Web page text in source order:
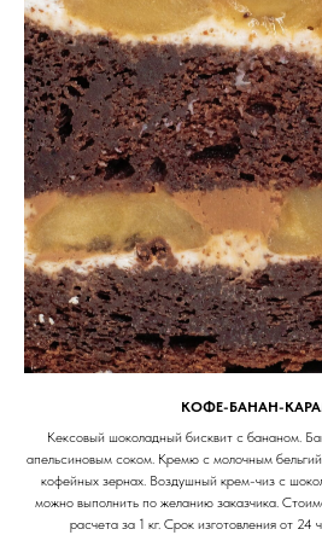
КОФЕ-БАНАН-
Кексовый шоколадный бисквит с бананом.
апельсиновым соком. Кремю с молочным
кофейных зернах. Воздушный крем-чиз с
можно выполнить по желанию заказчика.
расчета за 1 кг. Срок изготовления от 24